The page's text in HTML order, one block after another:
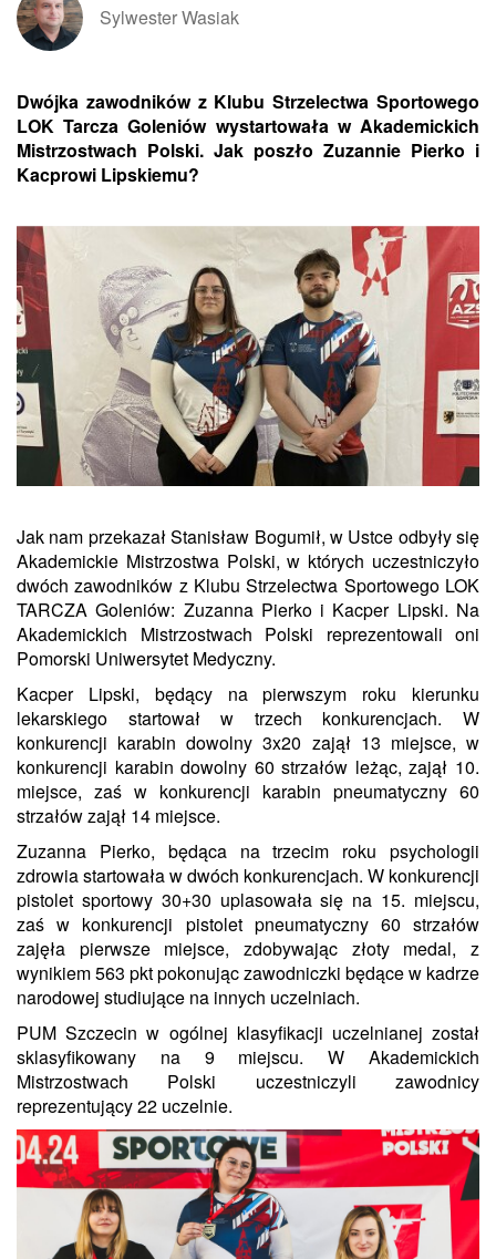
Sylwester Wasiak
Dwójka zawodników z Klubu Strzelectwa Sportowego
LOK Tarcza Goleniów wystartowała w Akademickich
Mistrzostwach Polski. Jak poszło Zuzannie Pierko i
Kacprowi Lipskiemu?
Jak nam przekazał Stanisław Bogumił, w Ustce odbyły się
Akademickie Mistrzostwa Polski, w których uczestniczyło
dwóch zawodników z Klubu Strzelectwa Sportowego LOK
TARCZA Goleniów: Zuzanna Pierko i Kacper Lipski. Na
Akademickich Mistrzostwach Polski reprezentowali oni
Pomorski Uniwersytet Medyczny.
Kacper Lipski, będący na pierwszym roku kierunku
lekarskiego startował w trzech konkurencjach. W
konkurencji karabin dowolny 3x20 zajął 13 miejsce, w
konkurencji karabin dowolny 60 strzałów leżąc, zajął 10.
miejsce, zaś w konkurencji karabin pneumatyczny 60
strzałów zajął 14 miejsce.
Zuzanna Pierko, będąca na trzecim roku psychologii
zdrowia startowała w dwóch konkurencjach. W konkurencji
pistolet sportowy 30+30 uplasowała się na 15. miejscu,
zaś w konkurencji pistolet pneumatyczny 60 strzałów
zajęła pierwsze miejsce, zdobywając złoty medal, z
wynikiem 563 pkt pokonując zawodniczki będące w kadrze
narodowej studiujące na innych uczelniach.
PUM Szczecin w ogólnej klasyfikacji uczelnianej został
sklasyfikowany na 9 miejscu. W Akademickich
Mistrzostwach Polski uczestniczyli zawodnicy
reprezentujący 22 uczelnie.